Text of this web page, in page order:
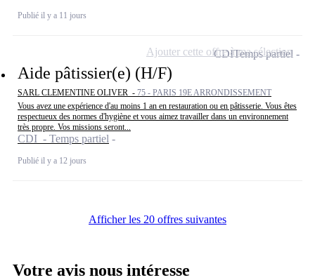
Publié il y a 11 jours
Aide pâtissier(e) (H/F)
SARL CLEMENTINE OLIVER - 75 - PARIS 19E ARRONDISSEMENT
Vous avez une expérience d'au moins 1 an en restauration ou en pâtisserie. Vous êtes
respectueux des normes d'hygiène et vous aimez travailler dans un environnement
très propre. Vos missions seront...
CDI - Temps partiel
Publié il y a 12 jours
CDITemps partiel
Ajouter cette offre à ma sélection
Afficher les 20 offres suivantes
Votre avis nous intéresse